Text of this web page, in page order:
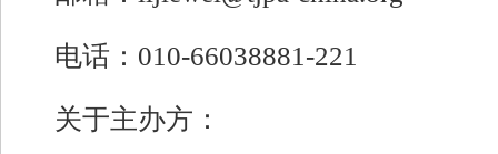
电话：010-66038881-221
关于主办方：